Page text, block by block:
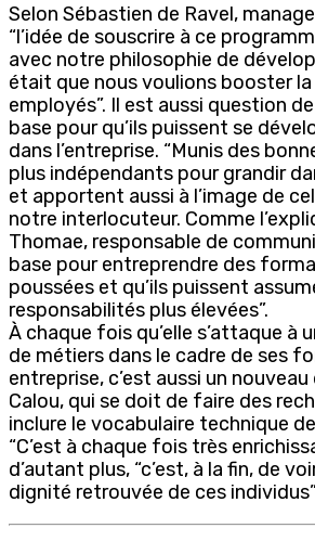
Selon Sébastien de Ravel,
“l’idée de souscrire à ce
avec notre philosophie de
était que nous voulions booster
employés”. Il est aussi question
base pour qu’ils puissent se
dans l’entreprise. “Munis des
plus indépendants pour grandir
et apportent aussi à l’image de
notre interlocuteur. Comme
Thomae, responsable de
base pour entreprendre des
poussées et qu’ils puissent
responsabilités plus élevées”.
À chaque fois qu’elle s’attaque à
de métiers dans le cadre de ses
entreprise, c’est aussi un
Calou, qui se doit de faire des
inclure le vocabulaire technique
“C’est à chaque fois très
d’autant plus, “c’est, à la fin, de
dignité retrouvée de ces